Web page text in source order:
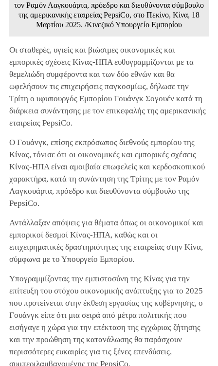
τον Ραμόν Λαγκουάρτα, πρόεδρο και διευθύνοντα σύμβουλο
της αμερικανικής εταιρείας PepsiCo, στο Πεκίνο, Κίνα, 18
Μαρτίου 2025. /Κινεζικό Υπουργείο Εμπορίου
Οι σταθερές, υγιείς και βιώσιμες οικονομικές και
εμπορικές σχέσεις Κίνας-ΗΠΑ ευθυγραμμίζονται με τα
θεμελιώδη συμφέροντα και των δύο εθνών και θα
ωφελήσουν τις επιχειρήσεις παγκοσμίως, δήλωσε την
Τρίτη ο υφυπουργός Εμπορίου Γουάνγκ Σογουέν κατά τη
διάρκεια συνάντησης με τον επικεφαλής της αμερικανικής
εταιρείας PepsiCo.
Ο Γουάνγκ, επίσης εκπρόσωπος διεθνούς εμπορίου της
Κίνας, τόνισε ότι οι οικονομικές και εμπορικές σχέσεις
Κίνας-ΗΠΑ είναι αμοιβαία επωφελείς και κερδοσκοπικού
χαρακτήρα, κατά τη συνάντηση της Τρίτης με τον Ραμόν
Λαγκουάρτα, πρόεδρο και διευθύνοντα σύμβουλο της
PepsiCo.
Αντάλλαξαν απόψεις για θέματα όπως οι οικονομικοί και
εμπορικοί δεσμοί Κίνας-ΗΠΑ, καθώς και οι
επιχειρηματικές δραστηριότητες της εταιρείας στην Κίνα,
σύμφωνα με το Υπουργείο Εμπορίου.
Υπογραμμίζοντας την εμπιστοσύνη της Κίνας για την
επίτευξη του στόχου οικονομικής ανάπτυξης για το 2025
που προτείνεται στην έκθεση εργασίας της κυβέρνησης, ο
Γουάνγκ είπε ότι μια σειρά από μέτρα πολιτικής που
εισήγαγε η χώρα για την επέκταση της εγχώριας ζήτησης
και την προώθηση της κατανάλωσης θα παράσχουν
περισσότερες ευκαιρίες για τις ξένες επενδύσεις,
συμπεριλαμβανομένης της PepsiCo.